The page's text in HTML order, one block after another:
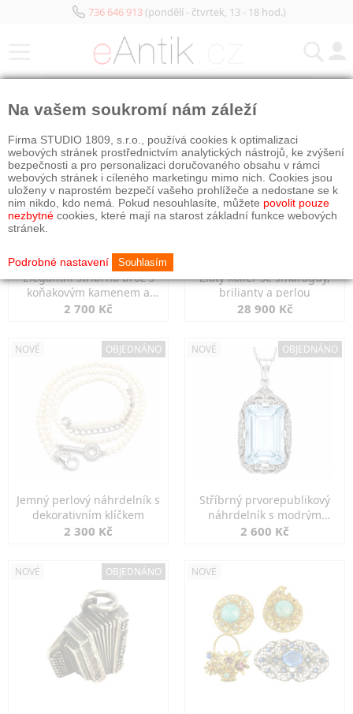
736 646 913(pondělí - čtvrtek, 13 - 18 hod.)
Elegantní stříbrná brož s
koňakovým kamenem a
markazity
2 700 Kč
Zlatý kolier se smaragdy,
brilianty a perlou
28 900 Kč
NOVÉ OBJEDNÁNO
Jemný perlový náhrdelník s
dekorativním klíčkem
2 300 Kč
NOVÉ OBJEDNÁNO
Stříbrný prvorepublikový
náhrdelník s modrým
spinelem
2 600 Kč
NOVÉ OBJEDNÁNO NOVÉ
Na vašem soukromí nám záleží
Firma STUDIO 1809, s.r.o., používá cookies k optimalizaci
webových stránek prostřednictvím analytických nástrojů, ke zvýšení
bezpečnosti a pro personalizaci doručovaného obsahu v rámci
webových stránek i cíleného marketingu mimo nich. Cookies jsou
uloženy v naprostém bezpečí vašeho prohlížeče a nedostane se k
nim nikdo, kdo nemá. Pokud nesouhlasíte, můžete povolit pouze
nezbytné cookies, které mají na starost základní funkce webových
stránek.
Podrobné nastavení Souhlasím